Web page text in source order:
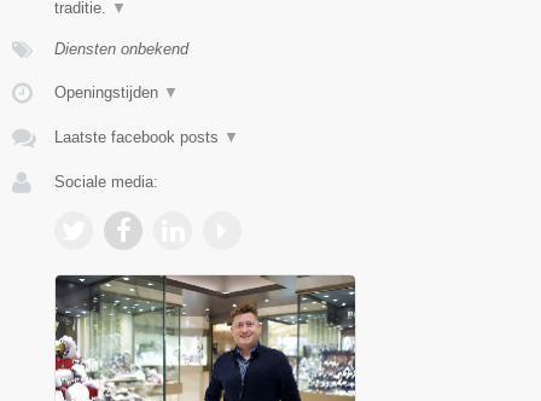
traditie. ▼
Diensten onbekend
Openingstijden ▼
Laatste facebook posts ▼
Sociale media: